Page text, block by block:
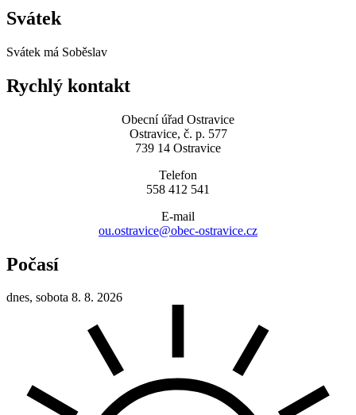
Svátek
Svátek má Soběslav
Rychlý kontakt
Obecní úřad Ostravice
Ostravice, č. p. 577
739 14 Ostravice
Telefon
558 412 541
E-mail
ou.ostravice@obec-ostravice.cz
Počasí
dnes, sobota 8. 8. 2026